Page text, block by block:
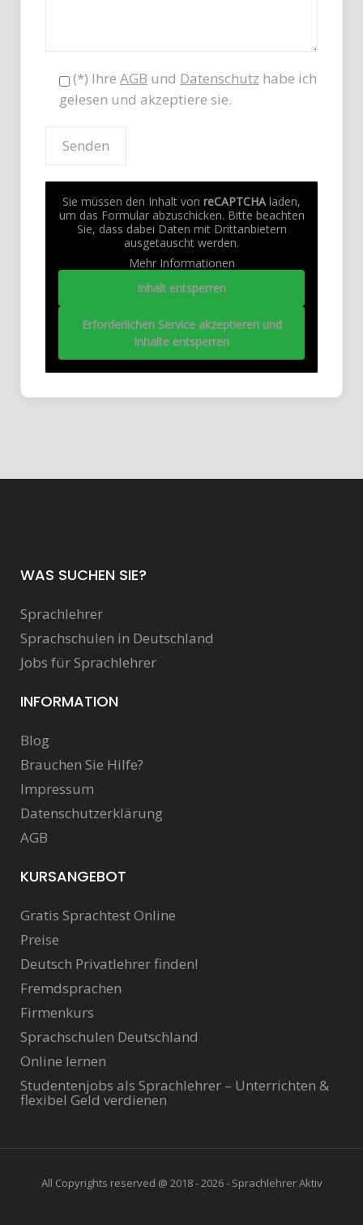
(*) Ihre AGB und Datenschutz habe ich
gelesen und akzeptiere sie.
Sie müssen den Inhalt von reCAPTCHAladen,
um das Formular abzuschicken. Bitte beachten
Sie, dass dabei Daten mit Drittanbietern
ausgetauscht werden.
Mehr Informationen
Inhalt entsperren
Erforderlichen Service akzeptieren und
Inhalte entsperren
WAS SUCHEN SIE?
Sprachlehrer
Sprachschulen in Deutschland
Jobs für Sprachlehrer
INFORMATION
Blog
Brauchen Sie Hilfe?
Impressum
Datenschutzerklärung
AGB
KURSANGEBOT
Gratis Sprachtest Online
Preise
Deutsch Privatlehrer finden!
Fremdsprachen
Firmenkurs
Sprachschulen Deutschland
Online lernen
Studentenjobs als Sprachlehrer – Unterrichten &
flexibel Geld verdienen
All Copyrights reserved @ 2018 - 2026 - Sprachlehrer Aktiv